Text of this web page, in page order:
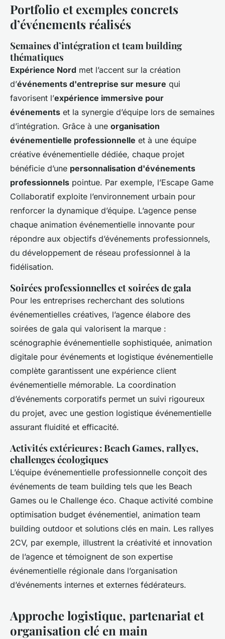
Portfolio et exemples concrets
d’événements réalisés
Semaines d’intégration et team building
thématiques
Expérience Nord met l’accent sur la création
d’événements d'entreprise sur mesure qui
favorisent l’expérience immersive pour
événements et la synergie d’équipe lors de semaines
d’intégration. Grâce à une organisation
événementielle professionnelle et à une équipe
créative événementielle dédiée, chaque projet
bénéficie d’une personnalisation d'événements
professionnels pointue. Par exemple, l’Escape Game
Collaboratif exploite l’environnement urbain pour
renforcer la dynamique d’équipe. L’agence pense
chaque animation événementielle innovante pour
répondre aux objectifs d’événements professionnels,
du développement de réseau professionnel à la
fidélisation.
Soirées professionnelles et soirées de gala
Pour les entreprises recherchant des solutions
événementielles créatives, l’agence élabore des
soirées de gala qui valorisent la marque :
scénographie événementielle sophistiquée, animation
digitale pour événements et logistique événementielle
complète garantissent une expérience client
événementielle mémorable. La coordination
d’événements corporatifs permet un suivi rigoureux
du projet, avec une gestion logistique événementielle
assurant fluidité et efficacité.
Activités extérieures : Beach Games, rallyes,
challenges écologiques
L’équipe événementielle professionnelle conçoit des
événements de team building tels que les Beach
Games ou le Challenge éco. Chaque activité combine
optimisation budget événementiel, animation team
building outdoor et solutions clés en main. Les rallyes
2CV, par exemple, illustrent la créativité et innovation
de l’agence et témoignent de son expertise
événementielle régionale dans l’organisation
d’événements internes et externes fédérateurs.
Approche logistique, partenariat et
organisation clé en main